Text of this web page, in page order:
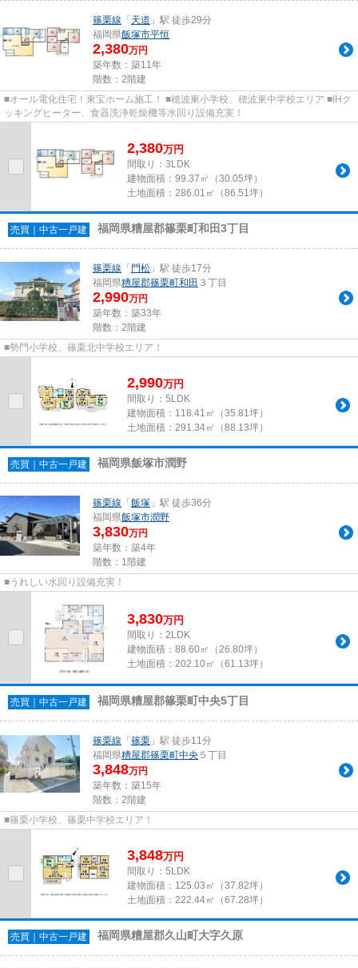
篠栗線 「 天道 」駅 徒歩29分
福岡県飯塚市平恒
2,380万円
築年数：築11年
階数：2階建
■オール電化住宅！東宝ホーム施工！ ■穂波東小学校、穂波東中学校エリア ■IHク
ッキングヒーター、食器洗浄乾燥機等水回り設備充実！
2,380万円
間取り：3LDK
建物面積： 99.37㎡（30.05坪）
土地面積： 286.01㎡（86.51坪）
売買｜中古一戸建 福岡県糟屋郡篠栗町和田3丁目
篠栗線 「 門松 」駅 徒歩17分
福岡県糟屋郡篠栗町和田 ３丁目
2,990万円
築年数：築33年
階数：2階建
■勢門小学校、篠栗北中学校エリア！
2,990万円
間取り：5LDK
建物面積： 118.41㎡（35.81坪）
土地面積： 291.34㎡（88.13坪）
売買｜中古一戸建 福岡県飯塚市潤野
篠栗線 「 飯塚 」駅 徒歩36分
福岡県飯塚市潤野
3,830万円
築年数：築4年
階数：1階建
■うれしい水回り設備充実！
3,830万円
間取り：2LDK
建物面積： 88.60㎡（26.80坪）
土地面積： 202.10㎡（61.13坪）
売買｜中古一戸建 福岡県糟屋郡篠栗町中央5丁目
篠栗線 「 篠栗 」駅 徒歩11分
福岡県糟屋郡篠栗町中央 ５丁目
3,848万円
築年数：築15年
階数：2階建
■篠栗小学校、篠栗中学校エリア！
3,848万円
間取り：5LDK
建物面積： 125.03㎡（37.82坪）
土地面積： 222.44㎡（67.28坪）
売買｜中古一戸建 福岡県糟屋郡久山町大字久原